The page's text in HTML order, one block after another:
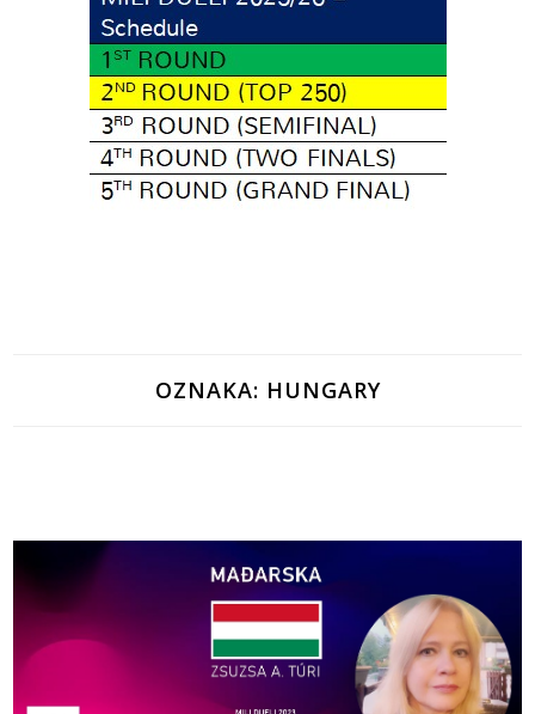
OZNAKA: HUNGARY